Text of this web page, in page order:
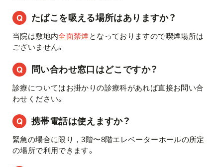
たばこを吸える場所はありますか？
当院は敷地内全面禁煙 となっておりますので喫煙場所は
ございません。
問い合わせ窓口はどこですか？
診療についてはお掛かりの診療科があれば直接お問い合
わせください。
携帯電話は使えますか？
緊急の場合に限り，3階〜8階エレベーターホールの所定
の場所で利用できます。